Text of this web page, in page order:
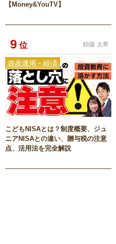
【Money&YouTV】
9 位
資産運用・経済
頼藤 太希
こどもNISAとは？制度概要、ジュ
ニアNISAとの違い、贈与税の注意
点、活用法を完全解説